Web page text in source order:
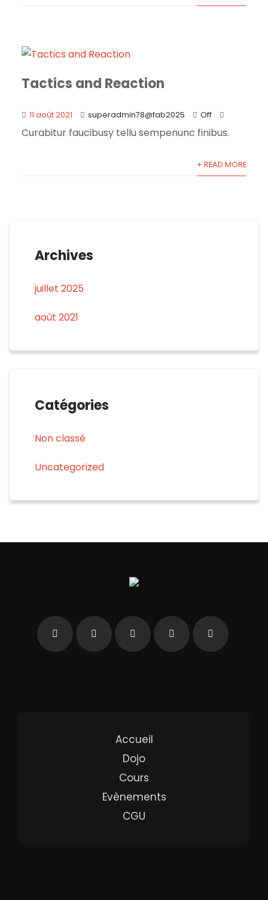
Tactics and Reaction
11 août 2021 superadmin78@fab2025 Off
Curabitur faucibusy tellu sempenunc finibus.
+ READ MORE
Archives
juillet 2025
août 2021
Catégories
Non classé
Uncategorized
Accueil
Dojo
Cours
Evènements
CGU